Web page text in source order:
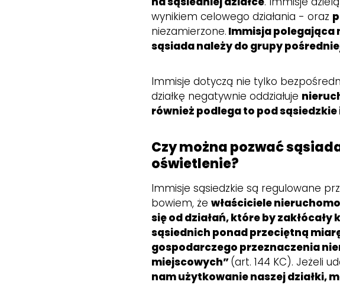
wynikiem celowego działania - oraz
niezamierzone. Immisja polegająca
sąsiada należy do grupy
Immisje dotyczą nie tylko
działkę negatywnie oddziałuje
również podlega to pod
Czy można pozwać
oświetlenie?
Immisje sąsiedzkie są regulowane
bowiem, żewłaściciele
się od działań, które by
sąsiednich ponad przeciętną
gospodarczego przeznaczenia
miejscowych”(art. 144 KC). Jeżeli
nam użytkowanie naszej działki,